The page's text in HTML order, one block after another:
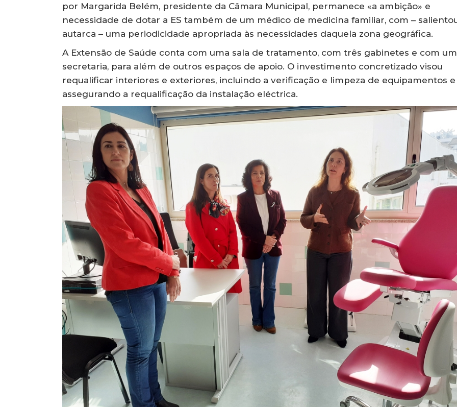
por Margarida Belém, presidente da Câmara Municipal, permanece «a ambição» e
necessidade de dotar a ES também de um médico de medicina familiar, com –
autarca – uma periodicidade apropriada às necessidades daquela zona geográfica.
A Extensão de Saúde conta com uma sala de tratamento, com três gabinetes e com
secretaria, para além de outros espaços de apoio. O investimento concretizado visou
requalificar interiores e exteriores, incluindo a verificação e limpeza de equipamentos e
assegurando a requalificação da instalação eléctrica.